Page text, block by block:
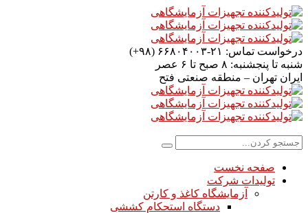
درخواست تماس: ۲۱-۶۶۸۰۴۰۰۳ (۹۸+)
شنبه تا پنجشنبه: ۸ صبح تا ۶ عصر
ایران تهران – منطقه صنعتی فتح
صفحه نخست
تولیدات شرکت
آزمایشگاه کاغذ و کارتن
دستگاه استحکام کششی